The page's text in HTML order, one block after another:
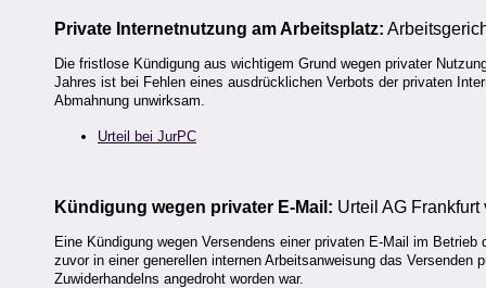
Private Internetnutzung am Arbeitsplatz:
Die fristlose Kündigung aus wichtigem Grund wegen privater
Jahres ist bei Fehlen eines ausdrücklichen Verbots der privaten
Abmahnung unwirksam.
Urteil bei JurPC
Kündigung wegen privater E-Mail: Urteil AG
Eine Kündigung wegen Versendens einer privaten E-Mail im
zuvor in einer generellen internen Arbeitsanweisung das
Zuwiderhandelns angedroht worden war.